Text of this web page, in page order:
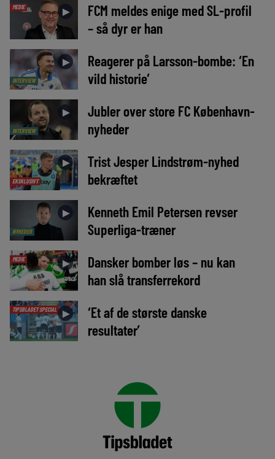
MEDIE ►
FCM meldes enige med SL-profil
– så dyr er han
INTERVIEW
►
Reagerer på Larsson-bombe: ‘En
vild historie’
INTERVIEW
►
Jubler over store FC København-
nyheder
EKSKLUSIVT
►
Trist Jesper Lindstrøm-nyhed
bekræftet
NYHEDER
►
Kenneth Emil Petersen revser
Superliga-træner
MEDIE ►
Dansker bomber løs – nu kan
han slå transferrekord
TIPSBLADET SPECIAL ►
‘Et af de største danske
resultater’